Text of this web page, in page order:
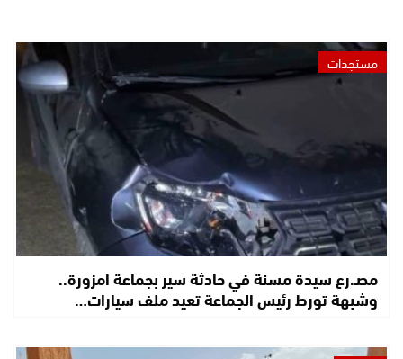
مستجدات
مصـ.رع سيدة مسنة في حادثة سير بجماعة امزورة..
وشبهة تورط رئيس الجماعة تعيد ملف سيارات…